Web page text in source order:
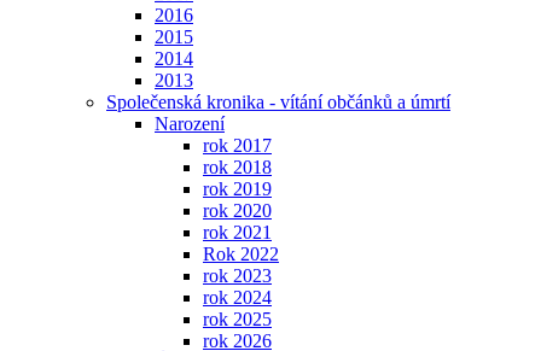
2016
2015
2014
2013
Společenská kronika - vítání občánků a úmrtí
Narození
rok 2017
rok 2018
rok 2019
rok 2020
rok 2021
Rok 2022
rok 2023
rok 2024
rok 2025
rok 2026